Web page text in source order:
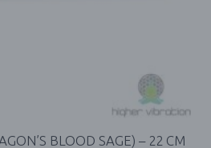
BLOOD SAGE) – 22 CM